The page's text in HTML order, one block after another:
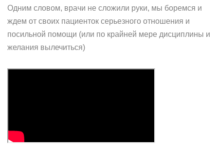
Одним словом, врачи не сложили руки, мы боремся и
ждем от своих пациенток серьезного отношения и
посильной помощи (или по крайней мере дисциплины и
желания вылечиться)